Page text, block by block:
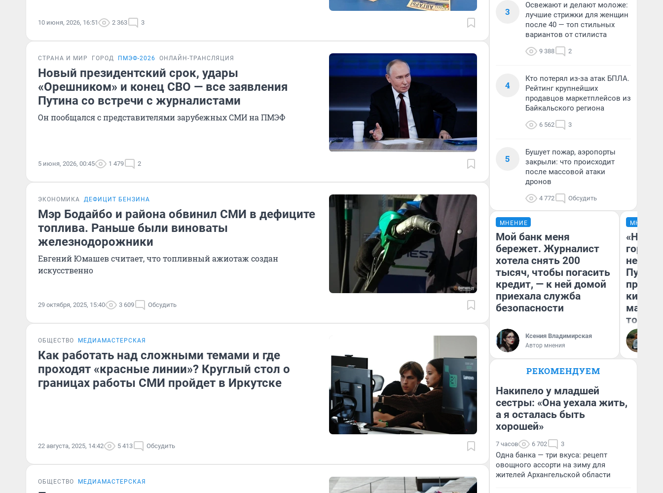
10 июня, 2026, 16:51 2 363 3
СТРАНА И МИР ГОРОД ПМЭФ-2026 ОНЛАЙН-ТРАНСЛЯЦИЯ
Новый президентский срок, удары
«Орешником» и конец СВО — все заявления
Путина со встречи с журналистами
Он пообщался с представителями зарубежных СМИ на ПМЭФ
5 июня, 2026, 00:45 1 479 2
ЭКОНОМИКА ДЕФИЦИТ БЕНЗИНА
Мэр Бодайбо и района обвинил СМИ в дефиците
топлива. Раньше были виноваты
железнодорожники
Евгений Юмашев считает, что топливный ажиотаж создан
искусственно
29 октября, 2025, 15:40 3 609 Обсудить
ОБЩЕСТВО МЕДИАМАСТЕРСКАЯ
Как работать над сложными темами и где
проходят «красные линии»? Круглый стол о
границах работы СМИ пройдет в Иркутске
22 августа, 2025, 14:42 5 413 Обсудить
ОБЩЕСТВО МЕДИАМАСТЕРСКАЯ
3
Освежают и делают моложе:
лучшие стрижки для женщин
после 40 — топ стильных
вариантов от стилиста
9 388 2
4
Кто потерял из-за атак БПЛА.
Рейтинг крупнейших
продавцов маркетплейсов из
Байкальского региона
6 562 3
5
Бушует пожар, аэропорты
закрыли: что происходит
после массовой атаки
дронов
4 772 Обсудить
МНЕНИЕ
Мой банк меня
бережет. Журналист
хотела снять 200
тысяч, чтобы погасить
кредит, — к ней домой
приехала служба
безопасности
Ксения Владимирская
Автор мнения
МНЕНИЕ
«Нет
того
РЕКОМЕНДУЕМ
Накипело у младшей
сестры: «Она уехала жить,
а я осталась быть
хорошей»
7 часов 6 702 3
Одна банка — три вкуса: рецепт
овощного ассорти на зиму для
жителей Архангельской области